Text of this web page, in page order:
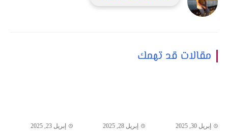
مقالات قد تهمك
إبريل 30, 2025 إبريل 28, 2025 إبريل 23, 2025